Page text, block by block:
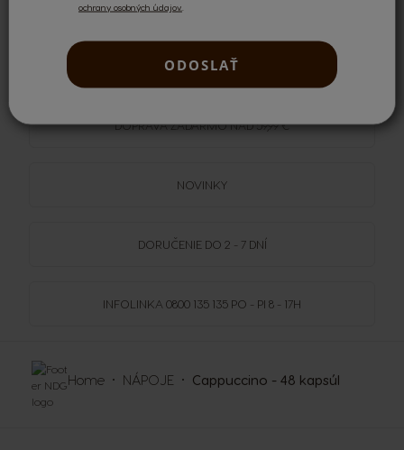
ochrany osobných údajov.
ODOSLAŤ
Recenziu môžu napísať len registrovaní používatelia.Prihláste
alebo si
DOPRAVAZADARMONAD 59,99 €
NOVINKY
DORUČENIE DO 2 - 7 DNÍ
INFOLINKA 0800 135 135 PO - PI 8 - 17H
Home NÁPOJE Cappuccino - 48 kapsúl